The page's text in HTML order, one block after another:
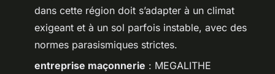
dans cette région doit s’adapter à un climat
exigeant et à un sol parfois instable, avec des
normes parasismiques strictes.
entreprise maçonnerie : MEGALITHE